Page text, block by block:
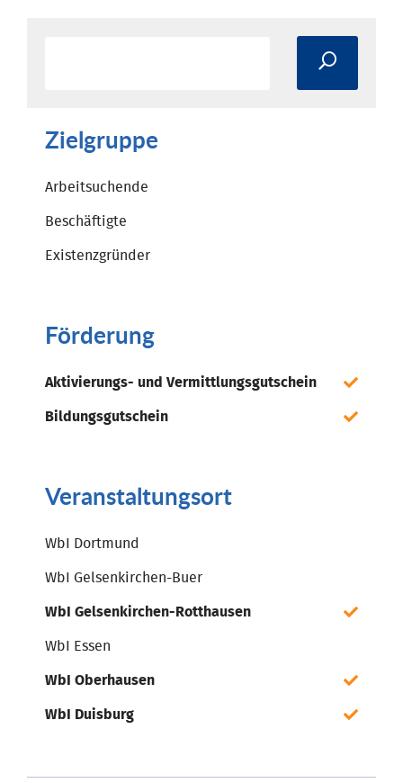
Zielgruppe
Arbeitsuchende
Beschäftigte
Existenzgründer
Förderung
Aktivierungs- und Vermittlungsgutschein
Bildungsgutschein
Veranstaltungsort
WbI Dortmund
WbI Gelsenkirchen-Buer
WbI Gelsenkirchen-Rotthausen
WbI Essen
WbI Oberhausen
WbI Duisburg